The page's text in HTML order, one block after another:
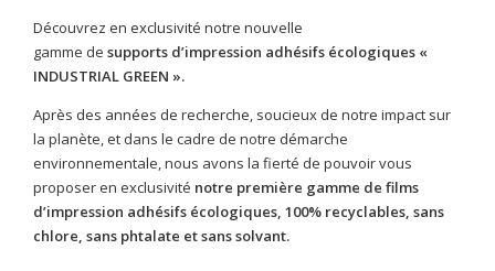
Découvrez en exclusivité notre nouvelle
gamme de supports d’impression adhésifs écologiques «
INDUSTRIAL GREEN ».
Après des années de recherche, soucieux de notre impact sur
la planète, et dans le cadre de notre démarche
environnementale, nous avons la fierté de pouvoir vous
proposer en exclusivité notre première gamme de films
d’impression adhésifs écologiques, 100% recyclables, sans
chlore, sans phtalate et sans solvant.